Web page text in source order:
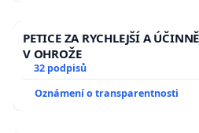
PETICE ZA RYCHLEJŠÍ A
V OHROŽE
32 podpisů
Oznámení o transparentnosti